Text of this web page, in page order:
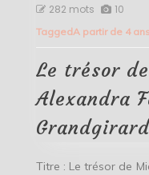
282 mots 10
TaggedA partir de 4 ans
Le trésor
Alexandra
Grandgirard
Titre : Le trésor de